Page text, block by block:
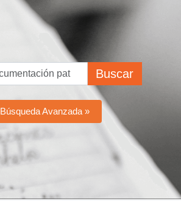
Buscar
Búsqueda Avanzada »